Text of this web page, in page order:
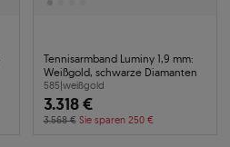
Tennisarmband Luminy 1,9 mm:
Weißgold, schwarze Diamanten
585|weißgold
3.318 €
3.568 € Sie sparen 250 €